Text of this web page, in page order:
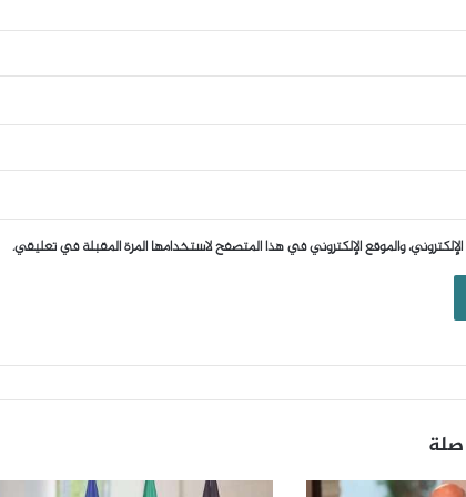
والموقع الإلكتروني في هذا المتصفح لاستخدامها المرة المقبلة في تعليقي.